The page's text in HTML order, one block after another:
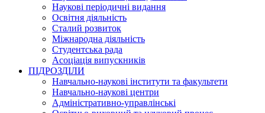
Наукові періодичні видання
Освітня діяльність
Сталий розвиток
Міжнародна діяльність
Студентська рада
Асоціація випускників
ПІДРОЗДІЛИ
Навчально-наукові інститути та факультети
Навчально-наукові центри
Адміністративно-управлінські